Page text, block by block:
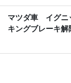
マツダ車 イグニ
キングブレーキ解